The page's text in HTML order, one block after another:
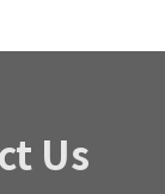
Us